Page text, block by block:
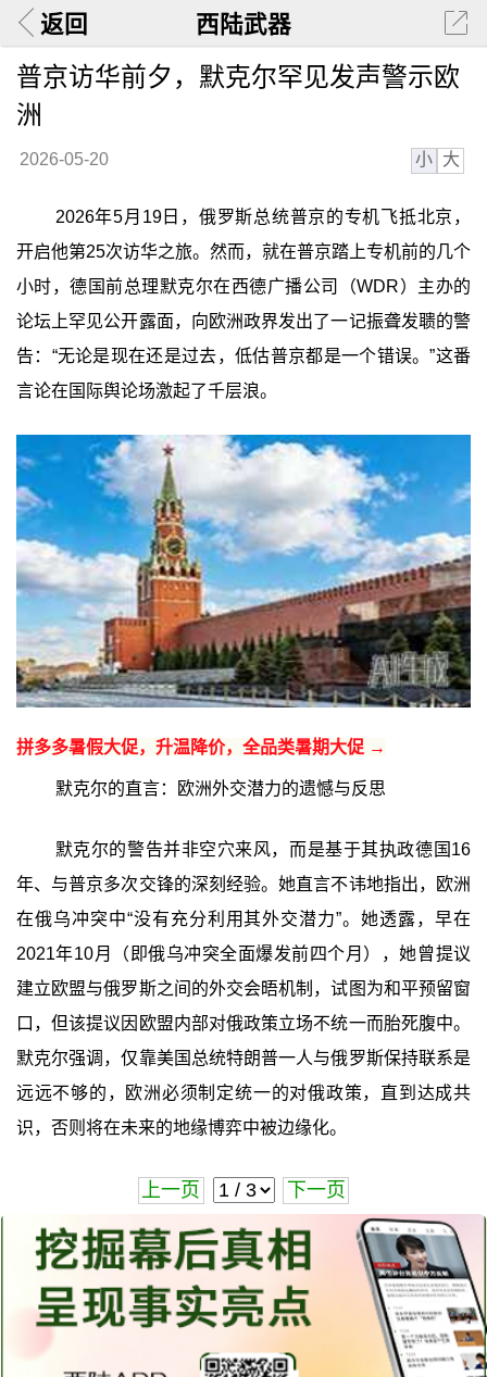
返回 西陆武器
普京访华前夕，默克尔罕见发声警示欧
洲
2026-05-20 小 大
2026年5月19日，俄罗斯总统普京的专机飞抵北京，
开启他第25次访华之旅。然而，就在普京踏上专机前的几个
小时，德国前总理默克尔在西德广播公司（WDR）主办的
论坛上罕见公开露面，向欧洲政界发出了一记振聋发聩的警
告：“无论是现在还是过去，低估普京都是一个错误。”这番
言论在国际舆论场激起了千层浪。
拼多多暑假大促，升温降价，全品类暑期大促 →
默克尔的直言：欧洲外交潜力的遗憾与反思
默克尔的警告并非空穴来风，而是基于其执政德国16
年、与普京多次交锋的深刻经验。她直言不讳地指出，欧洲
在俄乌冲突中“没有充分利用其外交潜力”。她透露，早在
2021年10月（即俄乌冲突全面爆发前四个月），她曾提议
建立欧盟与俄罗斯之间的外交会晤机制，试图为和平预留窗
口，但该提议因欧盟内部对俄政策立场不统一而胎死腹中。
默克尔强调，仅靠美国总统特朗普一人与俄罗斯保持联系是
远远不够的，欧洲必须制定统一的对俄政策，直到达成共
识，否则将在未来的地缘博弈中被边缘化。
上一页 下一页